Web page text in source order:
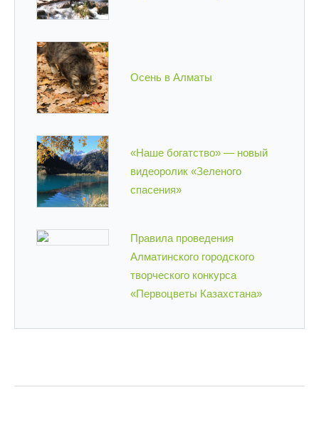
Осень в Алматы
«Наше богатство» — новый
видеоролик «Зеленого
спасения»
Правила проведения
Алматинского городского
творческого конкурса
«Первоцветы Казахстана»